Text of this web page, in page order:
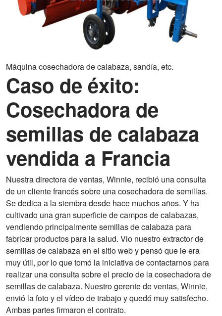
Máquina cosechadora de calabaza, sandía, etc.
Caso de éxito:
Cosechadora de
semillas de calabaza
vendida a Francia
Nuestra directora de ventas, Winnie, recibió una consulta
de un cliente francés sobre una cosechadora de semillas.
Se dedica a la siembra desde hace muchos años. Y ha
cultivado una gran superficie de campos de calabazas,
vendiendo principalmente semillas de calabaza para
fabricar productos para la salud. Vio nuestro extractor de
semillas de calabaza en el sitio web y pensó que le era
muy útil, por lo que tomó la iniciativa de contactarnos para
realizar una consulta sobre el precio de la cosechadora de
semillas de calabaza. Nuestro gerente de ventas, Winnie,
envió la foto y el vídeo de trabajo y quedó muy satisfecho.
Ambas partes firmaron el contrato.